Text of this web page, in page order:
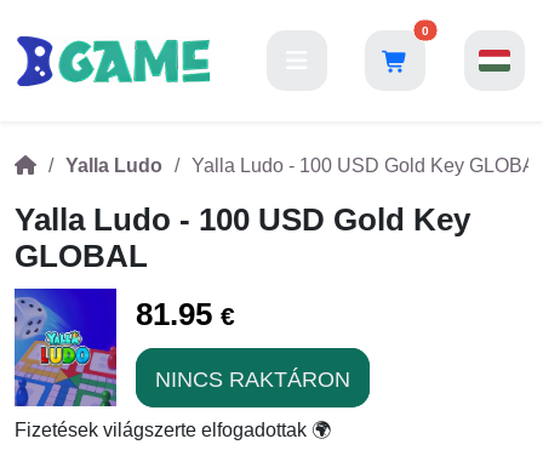
0
Yalla Ludo Yalla Ludo - 100 USD Gold Key
Yalla Ludo - 100 USD Gold Key
GLOBAL
81.95 €
NINCS RAKTÁRON
Fizetések világszerte elfogadottak 🌍